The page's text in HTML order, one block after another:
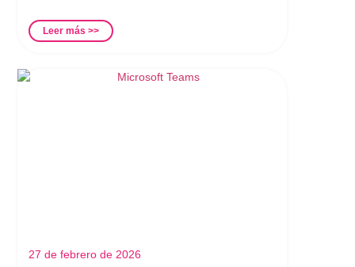
Leer más >>
27 de febrero de 2026